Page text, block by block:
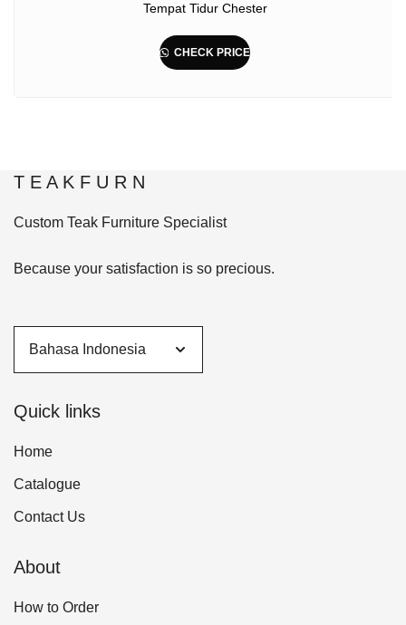
Tempat Tidur Chester
CHECK PRICE
T E A K F U R N
Custom Teak Furniture Specialist
Because your satisfaction is so precious.
Quick links
Home
Catalogue
Contact Us
About
How to Order